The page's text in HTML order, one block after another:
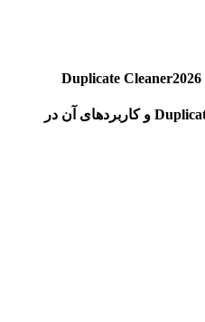
بررسی نرم‌افزار Duplicate Cleaner Free و کاربردهای آن در